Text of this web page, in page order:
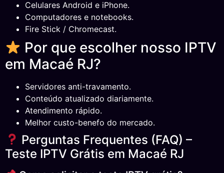
Celulares Android e iPhone.
Computadores e notebooks.
Fire Stick / Chromecast.
Por que escolher nosso IPTV
em Macaé RJ?
Servidores anti-travamento.
Conteúdo atualizado diariamente.
Atendimento rápido.
Melhor custo-benefo do mercado.
Perguntas Frequentes (FAQ) –
Teste IPTV Grátis em Macaé RJ